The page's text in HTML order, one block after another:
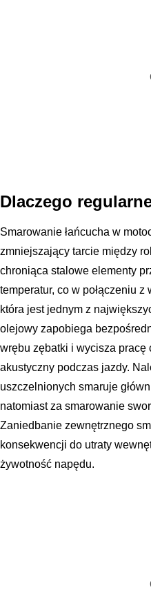
Dlaczego
Smarowanie łańcucha w
zmniejszający tarcie między
chroniąca stalowe elementy
temperatur, co w połączeniu
która jest jednym z
olejowy zapobiega
wrębu zębatki i wycisza pracę
akustyczny podczas jazdy.
uszczelnionych smaruje
natomiast za smarowanie
Zaniedbanie zewnętrznego
konsekwencji do utraty
żywotność napędu.